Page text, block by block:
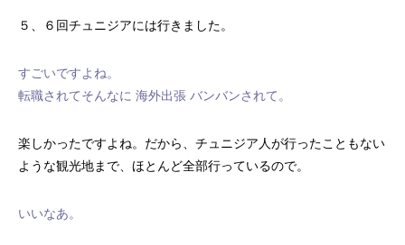
５、６回チュニジアには行きました。
すごいですよね。
転職されてそんなに 海外出張 バンバンされて。
楽しかったですよね。だから、チュニジア人が行ったこともない
ような観光地まで、ほとんど全部行っているので。
いいなあ。